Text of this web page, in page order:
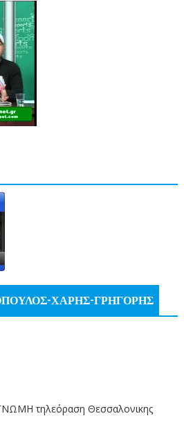
ΧΑΡΗΣ-ΓΡΗΓΟΡΗΣ
τηλεόραση Θεσσαλονικης